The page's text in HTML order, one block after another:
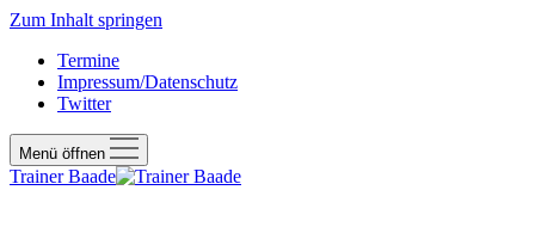
Zum Inhalt springen
Termine
Impressum/Datenschutz
Twitter
Menü öffnen
Trainer Baade